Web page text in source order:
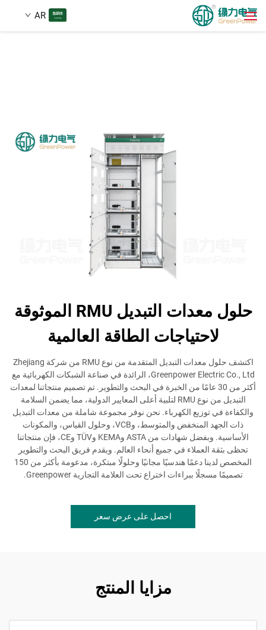
AR
حلول معدات التبديل RMU الموثوقة
لاحتياجات الطاقة العالمية
اكتشف حلول معدات التبديل المتقدمة من نوع RMU من شركة Zhejiang
Greenpower Electric Co., Ltd، الرائدة في صناعة الشبكات الكهربائية مع
أكثر من 30 عامًا من الخبرة في البحث والتطوير. تم تصميم منتجاتنا لمعدات
التبديل من نوع RMU لتلبية أعلى المعايير الدولية، مما يضمن السلامة
والكفاءة في توزيع الكهرباء. نحن نوفر مجموعة شاملة من معدات التبديل
ذات الجهد المنخفض والمتوسط، وVCB، وحلول القياس، والمكونات
الأساسية. وبفضل شهادات من ASTA وKEMA وTÜV وCE، فإن منتجاتنا
تحظى بثقة العملاء في جميع أنحاء العالم. ويقدم فريق البحث والتطوير
المخصص لدينا دعمًا هندسيًا مجانيًا وحلولًا مبتكرة، مدعومة بأكثر من 150
تصميمًا مسجلًا ببراءات اختراع تحت العلامة التجارية Greenpower.
احصل على عرض سعر
مزايا المنتج